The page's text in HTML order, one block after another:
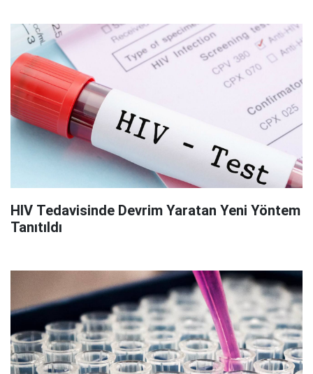
HIV Tedavisinde Devrim Yaratan Yeni Yöntem
Tanıtıldı